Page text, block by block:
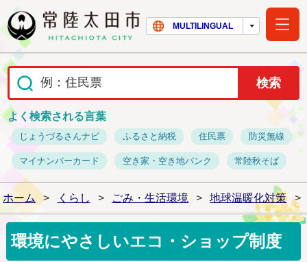
常陸太田市ホー
MULTILINGUAL
よく検索される言葉
じょうづるさんナビ ふるさと納税 住民票 防災無線
マイナンバーカード 空き家・空き地バンク 常陸秋そば
ホーム > くらし > ごみ・生活環境 > 地球温暖化対策 >
環境にやさしいエコ・ショップ制度